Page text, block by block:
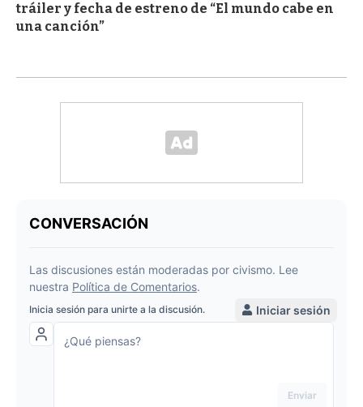
tráiler y fecha de estreno de “El mundo cabe en
una canción”